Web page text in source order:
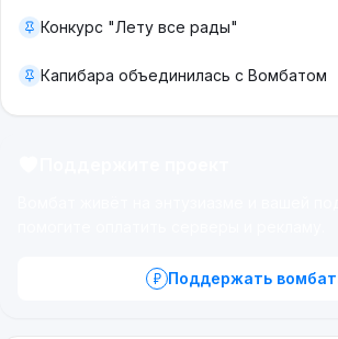
Конкурс "Лету все рады"
Капибара объединилась с Вомбатом
Поддержать